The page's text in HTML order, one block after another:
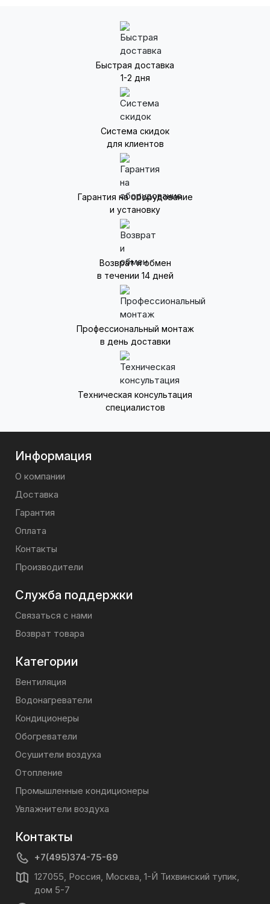
Быстрая доставка
1-2 дня
Система скидок
для клиентов
Гарантия на оборудование
и установку
Возврат и обмен
в течении 14 дней
Профессиональный монтаж
в день доставки
Техническая консультация
специалистов
Информация
О компании
Доставка
Гарантия
Оплата
Контакты
Производители
Служба поддержки
Связаться с нами
Возврат товара
Категории
Вентиляция
Водонагреватели
Кондиционеры
Обогреватели
Осушители воздуха
Отопление
Промышленные кондиционеры
Увлажнители воздуха
Контакты
+7(495)374-75-69
127055, Россия, Москва, 1-Й Тихвинский тупик,
дом 5-7